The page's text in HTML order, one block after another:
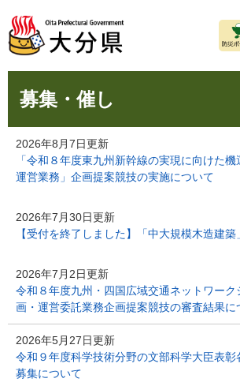
ジ
先
ュ
を
募集・催し
2026年8月7日更新
「令和８年度東九州新幹線の実現に向けた
運営業務」企画提案競技の実施について
2026年7月30日更新
【受付を終了しました】「中大規模木造建
2026年7月2日更新
令和８年度九州・四国広域交通ネットワーク
画・運営委託業務企画提案競技の審査結果に
2026年5月27日更新
令和９年度科学技術分野の文部科学大臣表彰
募集について